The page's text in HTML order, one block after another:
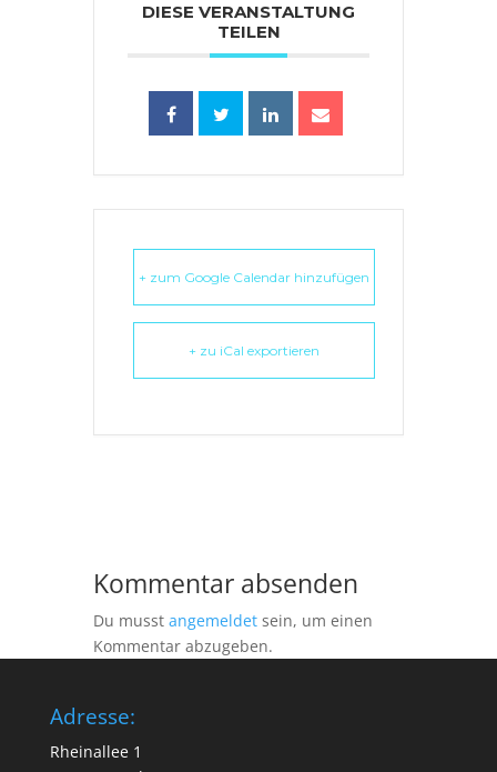
DIESE VERANSTALTUNG
TEILEN
+ zum Google Calendar hinzufügen
+ zu iCal exportieren
Kommentar absenden
Du musst angemeldet sein, um einen
Kommentar abzugeben.
Adresse:
Rheinallee 1